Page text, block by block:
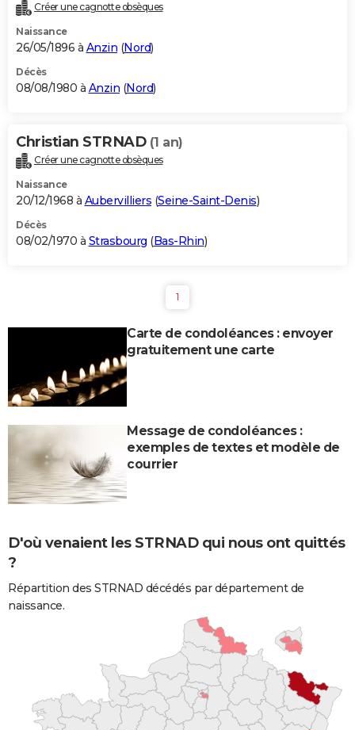
Créer une cagnotte obsèques
Naissance
26/05/1896 à Anzin (Nord)
Décès
08/08/1980 à Anzin (Nord)
Christian STRNAD (1 an)
Créer une cagnotte obsèques
Naissance
20/12/1968 à Aubervilliers (Seine-Saint-Denis)
Décès
08/02/1970 à Strasbourg (Bas-Rhin)
1
Carte de condoléances : envoyer
gratuitement une carte
Message de condoléances :
exemples de textes et modèle de
courrier
D'où venaient les STRNAD qui nous ont quittés
?
Répartition des STRNAD décédés par département de
naissance.